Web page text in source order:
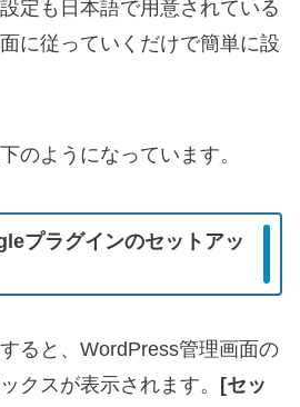
定も日本語で用意されている
に従っていくだけで簡単に設
のようになっています。
プラグインのセットアッ
ると、WordPress管理画面の
クスが表示されます。
[セッ